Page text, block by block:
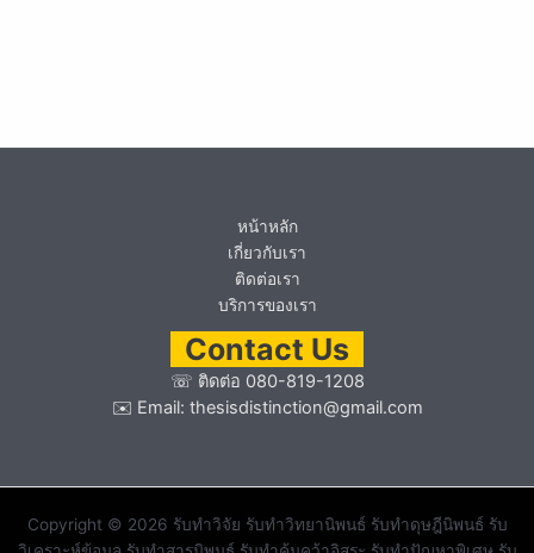
หน้าหลัก
เกี่ยวกับเรา
ติดต่อเรา
บริการของเรา
Contact Us
☏ ติดต่อ 080-819-1208
✉️ Email: thesisdistinction@gmail.com
Copyright © 2026 รับทำวิจัย รับทำวิทยานิพนธ์ รับทำดุษฎีนิพนธ์ รับ